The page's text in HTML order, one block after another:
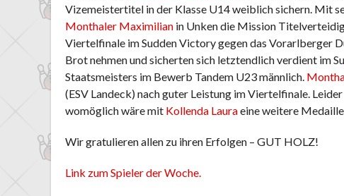
Vizemeistertitel in der Klasse U14 weiblich sichern. Mit
Monthaler Maximilian in Unken die Mission
Viertelfinale im Sudden Victory gegen das Vorarlberger
Brot nehmen und sicherten sich letztendlich verdient im
Staatsmeisters im Bewerb Tandem U23 männlich.
(ESV Landeck) nach guter Leistung im Viertelfinale.
womöglich wäre mit Kollenda Lauraeine weitere
Wir gratulieren allen zu ihren Erfolgen – GUT HOLZ!
Link zum Spieler der Woche.